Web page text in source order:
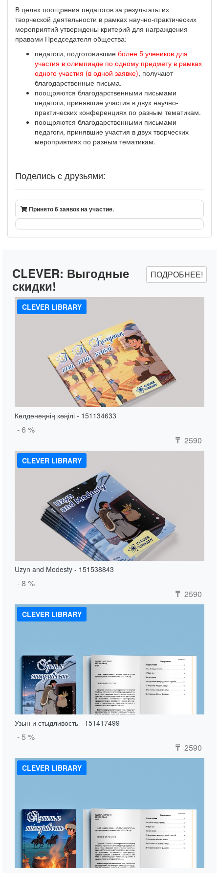
В целях поощрения педагогов за результаты их
творческой деятельности в рамках научно-практических
мероприятий утверждены критерий для награждения
правами Председателя общества:
педагоги, подготовившие более 5 учеников для
участия в олимпиаде по одному предмету в рамках
одного участия (в одной заявке), получают
благодарственные письма.
поощряются благодарственными письмами
педагоги, принявшие участия в двух научно-
практических конференциях по разным тематикам.
поощряются благодарственными письмами
педагоги, принявшие участия в двух творческих
мероприятиях по разным тематикам.
Поделись с друзьями:
Принято 6 заявок на участие.
CLEVER: Выгодные
скидки!
ПОДРОБНЕЕ!
CLEVER LIBRARY
Көлденеңнің көңілі - 151134633
- 6 %
₸ 2590
CLEVER LIBRARY
Uzyn and Modesty - 151538843
- 8 %
₸ 2590
CLEVER LIBRARY
Узын и стыдливость - 151417499
- 5 %
₸ 2590
CLEVER LIBRARY